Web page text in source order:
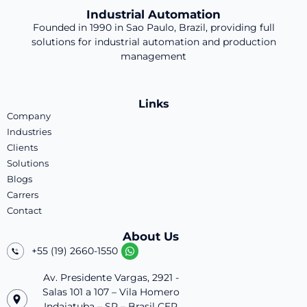
Industrial Automation
Founded in 1990 in Sao Paulo, Brazil, providing full
solutions for industrial automation and production
management
Links
Company
Industries
Clients
Solutions
Blogs
Carrers
Contact
About Us
+55 (19) 2660-1550
Av. Presidente Vargas, 2921 -
Salas 101 a 107 – Vila Homero